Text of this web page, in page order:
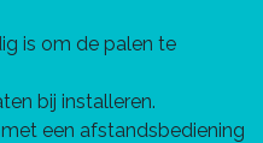
is om de palen te
bij installeren.
een afstandsbediening